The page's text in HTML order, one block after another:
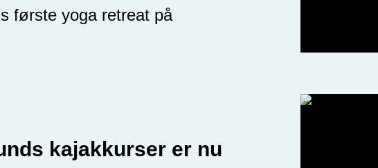
første yoga retreat på
kajakkurser er nu